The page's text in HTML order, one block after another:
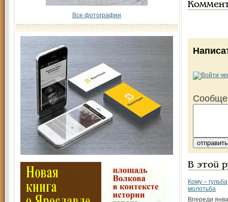
Все фотографии
В этой
Кому –
молотьба
Впереди